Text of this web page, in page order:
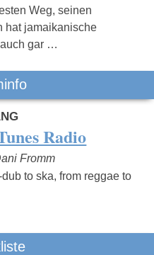
Weg, seinen
hat jamaikanische
gar …
Radio
Fromm
to ska, from reggae to